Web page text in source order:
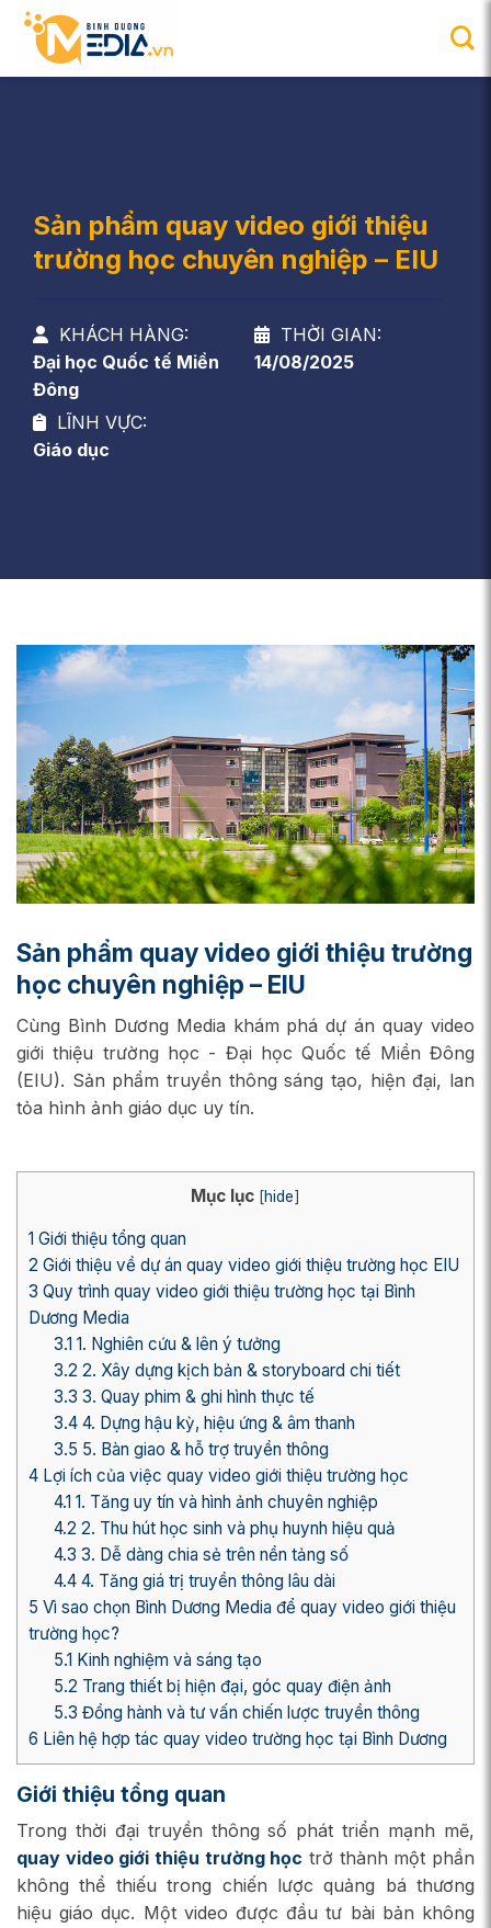
Chuyển
Sản phẩm quay video giới thiệu
trường học chuyên nghiệp – EIU
KHÁCH HÀNG:
Đại học Quốc tế Miền
Đông
THỜI GIAN:
14/08/2025
LĨNH VỰC:
Giáo dục
Sản phẩm quay video giới thiệu trường
học chuyên nghiệp – EIU
Cùng Bình Dương Media khám phá dự án quay video
giới thiệu trường học - Đại học Quốc tế Miền Đông
(EIU). Sản phẩm truyền thông sáng tạo, hiện đại, lan
tỏa hình ảnh giáo dục uy tín.
Mục lục [hide]
1 Giới thiệu tổng quan
2 Giới thiệu về dự án quay video giới thiệu trường học EIU
3 Quy trình quay video giới thiệu trường học tại Bình
Dương Media
3.1 1. Nghiên cứu & lên ý tưởng
3.2 2. Xây dựng kịch bản & storyboard chi tiết
3.3 3. Quay phim & ghi hình thực tế
3.44. Dựng hậu kỳ, hiệu ứng & âm thanh
3.5 5. Bàn giao & hỗ trợ truyền thông
4 Lợi ích của việc quay video giới thiệu trường học
4.1 1. Tăng uy tín và hình ảnh chuyên nghiệp
4.2 2. Thu hút học sinh và phụ huynh hiệu quả
4.3 3. Dễ dàng chia sẻ trên nền tảng số
4.44. Tăng giá trị truyền thông lâu dài
5 Vì sao chọn Bình Dương Media để quay video giới thiệu
trường học?
5.1 Kinh nghiệm và sáng tạo
5.2 Trang thiết bị hiện đại, góc quay điện ảnh
5.3 Đồng hành và tư vấn chiến lược truyền thông
6 Liên hệ hợp tác quay video trường học tại Bình Dương
Giới thiệu tổng quan
Trong thời đại truyền thông số phát triển mạnh mẽ,
quay video giới thiệu trường học trở thành một phần
không thể thiếu trong chiến lược quảng bá thương
hiệu giáo dục. Một video được đầu tư bài bản không